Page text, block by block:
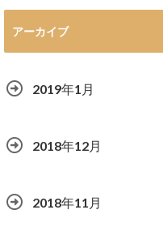
アーカイブ
2019年1月
2018年12月
2018年11月